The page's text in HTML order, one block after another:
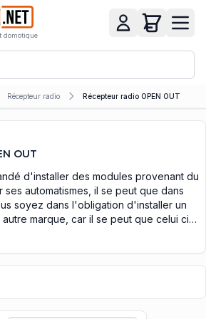
domotique
Récepteur radio Récepteur radio OPEN OUT
OUT
d'installer des modules provenant du
ses automatismes, il se peut que dans
soyez dans l'obligation d'installer un
marque, car il se peut que celui ci
vérifiant préalablement que celui est
du
compatible avec les systèmes
en effet, il faut bien que vous